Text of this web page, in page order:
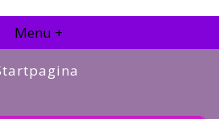
Menu +